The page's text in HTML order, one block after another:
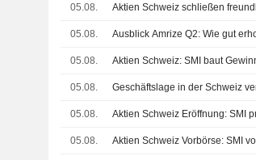
05.08. Aktien Schweiz schließen
05.08. Ausblick Amrize Q2: Wie gut
05.08. Aktien Schweiz: SMI baut
05.08. Geschäftslage in der Schweiz
05.08. Aktien Schweiz Eröffnung: SMI
05.08. Aktien Schweiz Vorbörse: SMI